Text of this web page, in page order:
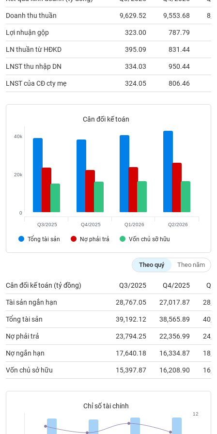
Doanh thu thuần 9,629.52 9,553.68
Lợi nhuận gộp 323.00 787.79
LN thuần từ HĐKD 395.09 831.44
LNST thu nhập DN 334.03 950.44
LNST của CĐ cty mẹ 324.05 806.46
Cân đối kế toán
Tổng tài sản Nợ phải trả Vốn chủ sỡ hữu
0
20k
40k
Q3/2025 Q4/2025 Q1/2026 Q2/2026
Theo quý Theo năm
Cân đối kế toán (tỷ đồng) Q3/2025 Q4/2025
Tài sản ngắn hạn 28,767.05 27,017.87
Tổng tài sản 39,192.12 38,565.89
Nợ phải trả 23,794.25 22,356.99
Nợ ngắn hạn 17,640.18 16,334.87
Vốn chủ sở hữu 15,397.87 16,208.90
Chỉ số tài chính
12
phân
tích
(-)
Thuật
ngữ
(-)
vụ
đầu
tư
Truyền
thông
tài
chính